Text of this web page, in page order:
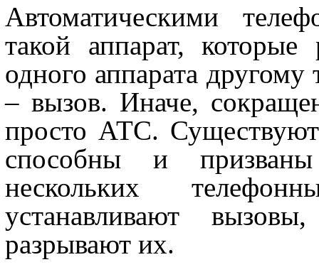
Автоматическими
такой аппарат, которые
одного аппарата другому
– вызов. Иначе,
просто АТС.
способны и
нескольких
устанавливают
разрывают их.